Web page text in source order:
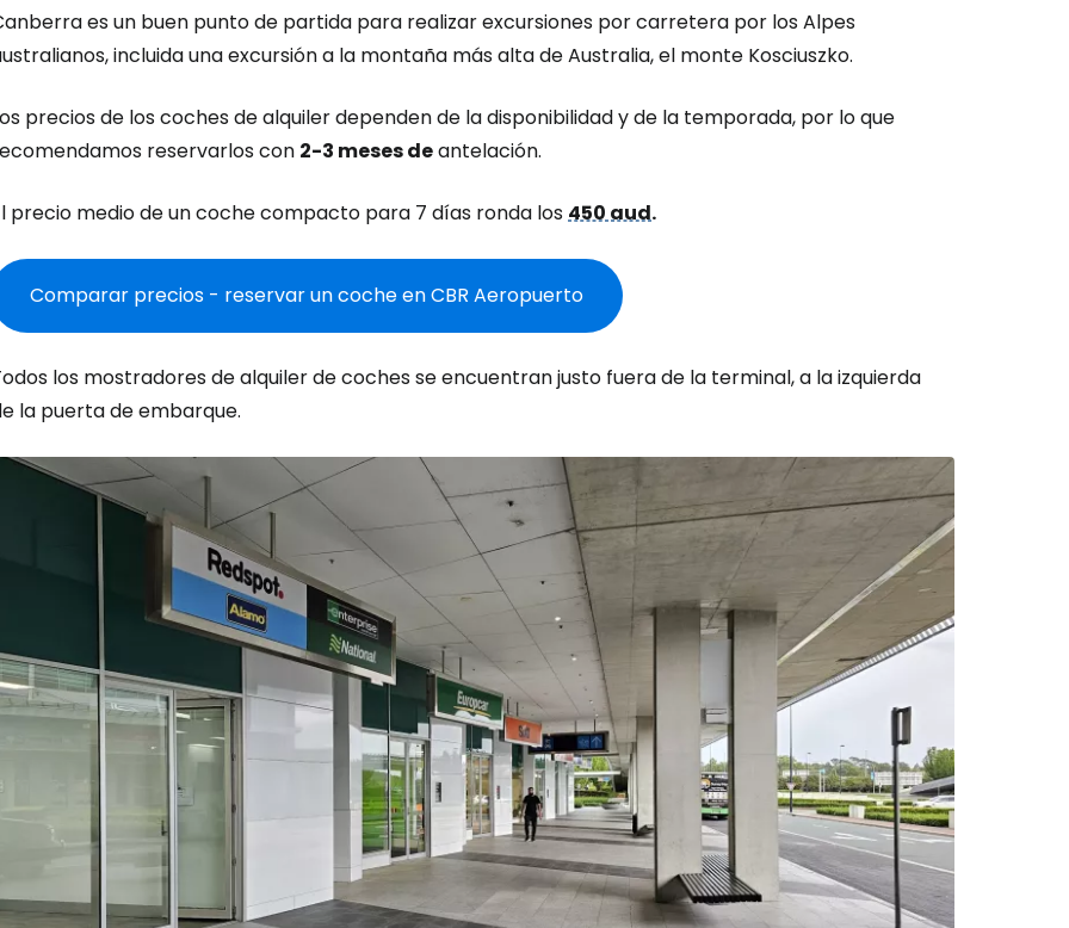
es un buen punto de partida para realizar excursiones por carretera por los Alpes
incluida una excursión a la montaña más alta de Australia, el monte Kosciuszko.
precios de los coches de alquiler dependen de la disponibilidad y de la temporada, por lo que
reservarlos con 2-3 meses deantelación.
precio medio de un coche compacto para 7 días ronda los 450 aud.
Comparar precios - reservar un coche en CBR Aeropuerto
los mostradores de alquiler de coches se encuentran justo fuera de la terminal, a la izquierda
la puerta de embarque.